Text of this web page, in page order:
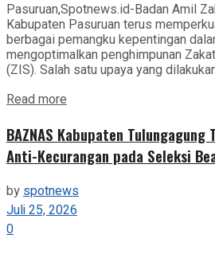
Pasuruan,Spotnews.id-Badan Amil
Kabupaten Pasuruan terus
berbagai pemangku kepentingan
mengoptimalkan penghimpunan
(ZIS). Salah satu upaya yang
Read more
BAZNAS Kabupaten Tulungagung
Anti-Kecurangan pada Seleksi
byspotnews
Juli 25, 2026
0